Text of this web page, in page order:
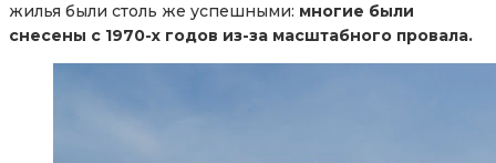
жилья были столь же успешными: многие были
снесены с 1970-х годов из-за масштабного провала.